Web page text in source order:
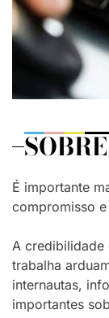
É importante
compromisso
A credibilidade
trabalha
internautas,
importantes